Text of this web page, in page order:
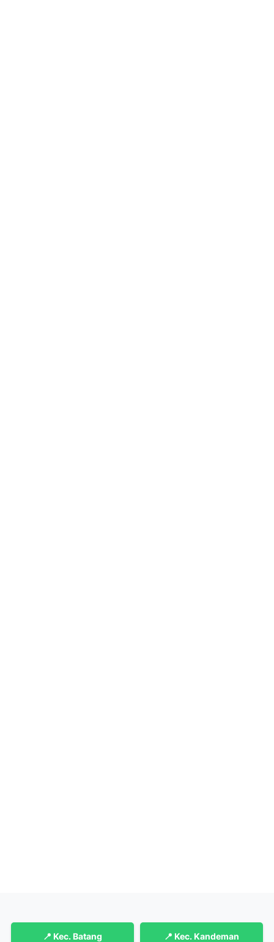
📍 Kec. Batang 📍 Kec. Kandeman